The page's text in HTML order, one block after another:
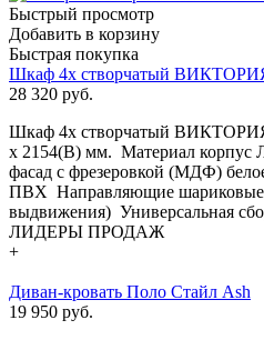
Быстрый просмотр
Добавить в корзину
Быстрая покупка
Шкаф 4х створчатый
28 320 руб.
Шкаф 4х створчатый
х 2154(В) мм. Материал
фасад с фрезеровкой (МДФ)
ПВХ Направляющие
выдвижения) Универсальная
ЛИДЕРЫ ПРОДАЖ
+
Диван-кровать Поло Стайл Ash
19 950 руб.